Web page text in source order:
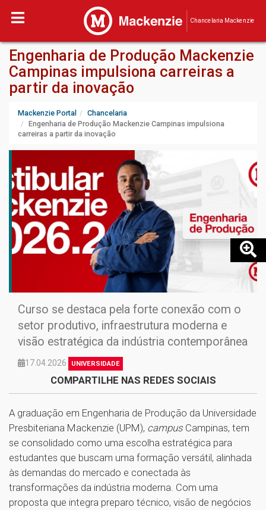
Chancelaria Mackenzie
Engenharia de Produção Mackenzie
Campinas impulsiona carreiras a
partir da inovação
Mackenzie Portal
Chancelaria
Engenharia de Produção Mackenzie Campinas impulsiona
carreiras a partir da inovação
Curso se destaca pela forte conexão com o
setor produtivo, infraestrutura moderna e
visão estratégica da indústria contemporânea
17.04.2026 UNIVERSIDADE
COMPARTILHE NAS REDES SOCIAIS
A graduação em Engenharia de Produção da Universidade
Presbiteriana Mackenzie (UPM), campus Campinas, tem
se consolidado como uma escolha estratégica para
estudantes que buscam uma formação versátil, alinhada
às demandas do mercado e conectada às
transformações da indústria moderna. Com uma
proposta que integra preparo técnico, visão de negócios